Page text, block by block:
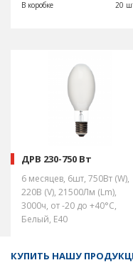
В коробке
20
ДРВ 230-750 Вт
6 месяцев, 6шт, 750Вт (W),
220В (V), 21500Лм (Lm),
3000ч, от -20 до +40°С,
Белый, E40
Цена коробки
По
КУПИТЬ НАШУ